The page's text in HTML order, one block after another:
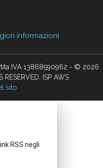
informazioni
IVA 13868590962 - © 2026
ISP AWS
sito
RSS negli